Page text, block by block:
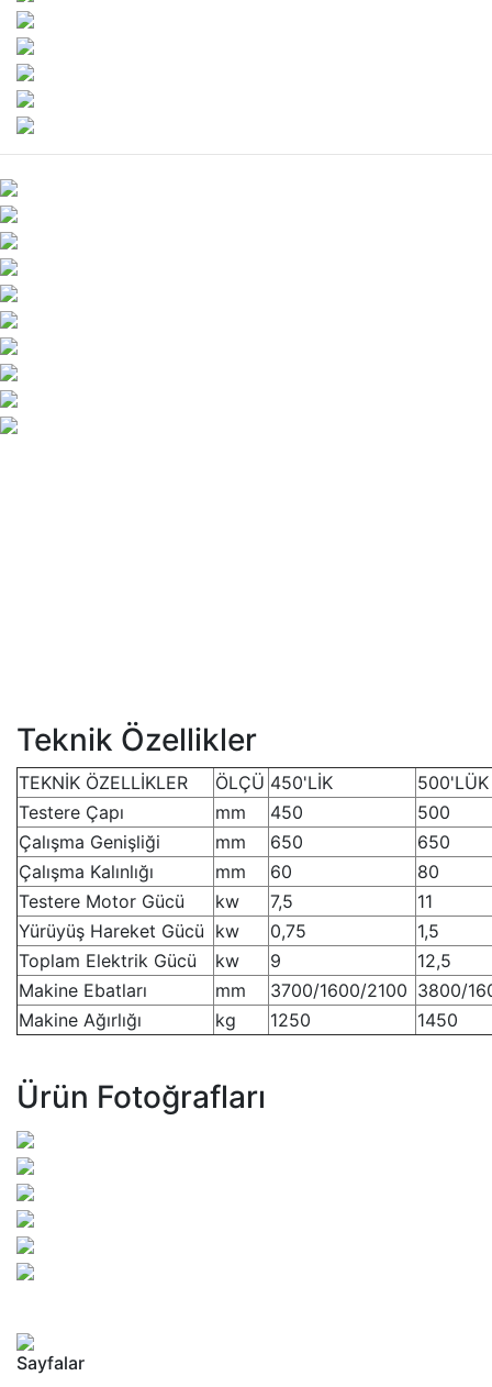
Teknik Özellikler
TEKNİK ÖZELLİKLER ÖLÇÜ 450'LİK
500'LÜK
Testere Çapı
mm 450
500
Çalışma Genişliği
mm 650
650
Çalışma Kalınlığı
mm 60
80
Testere Motor Gücü
kw 7,5
11
Yürüyüş Hareket Gücü kw 0,75
1,5
Toplam Elektrik Gücü
kw 9
12,5
Makine Ebatları
mm 3700/1600/2100 3800/
Makine Ağırlığı
kg 1250 1450
Ürün Fotoğrafları
Sayfalar